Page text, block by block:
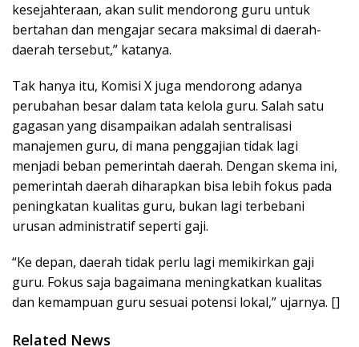
kesejahteraan, akan sulit mendorong guru untuk
bertahan dan mengajar secara maksimal di daerah-
daerah tersebut,” katanya.
Tak hanya itu, Komisi X juga mendorong adanya
perubahan besar dalam tata kelola guru. Salah satu
gagasan yang disampaikan adalah sentralisasi
manajemen guru, di mana penggajian tidak lagi
menjadi beban pemerintah daerah. Dengan skema ini,
pemerintah daerah diharapkan bisa lebih fokus pada
peningkatan kualitas guru, bukan lagi terbebani
urusan administratif seperti gaji.
“Ke depan, daerah tidak perlu lagi memikirkan gaji
guru. Fokus saja bagaimana meningkatkan kualitas
dan kemampuan guru sesuai potensi lokal,” ujarnya. []
Related News